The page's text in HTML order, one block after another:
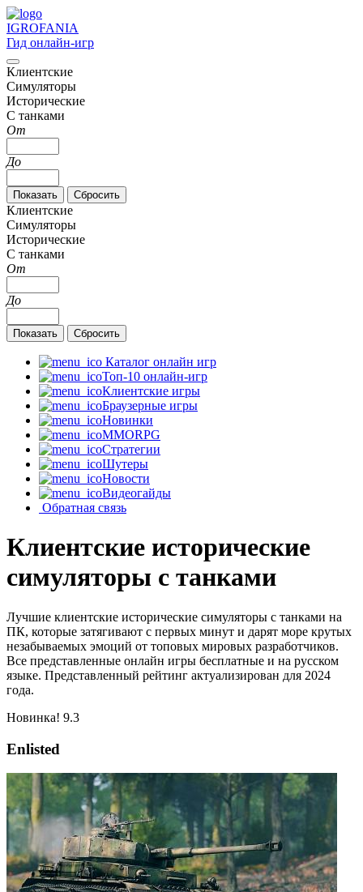
IGROFANIA
Гид онлайн-игр
Клиентские
Симуляторы
Исторические
С танками
От
До
Клиентские
Симуляторы
Исторические
С танками
От
До
Каталог онлайн игр
Топ-10 онлайн-игр
Клиентские игры
Браузерные игры
Новинки
MMORPG
Стратегии
Шутеры
Новости
Видеогайды
Обратная связь
Клиентские исторические
симуляторы с танками
Лучшие клиентские исторические симуляторы с танками на
ПК, которые затягивают с первых минут и дарят море крутых
незабываемых эмоций от топовых мировых разработчиков.
Все представленные онлайн игры бесплатные и на русском
языке. Представленный рейтинг актуализирован для 2024
года.
Новинка! 9.3
Enlisted